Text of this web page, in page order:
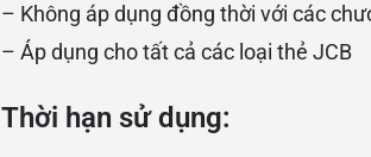
– Không áp dụng đồng thời với các
– Áp dụng cho tất cả các loại thẻ JCB
Thời hạn sử dụng: